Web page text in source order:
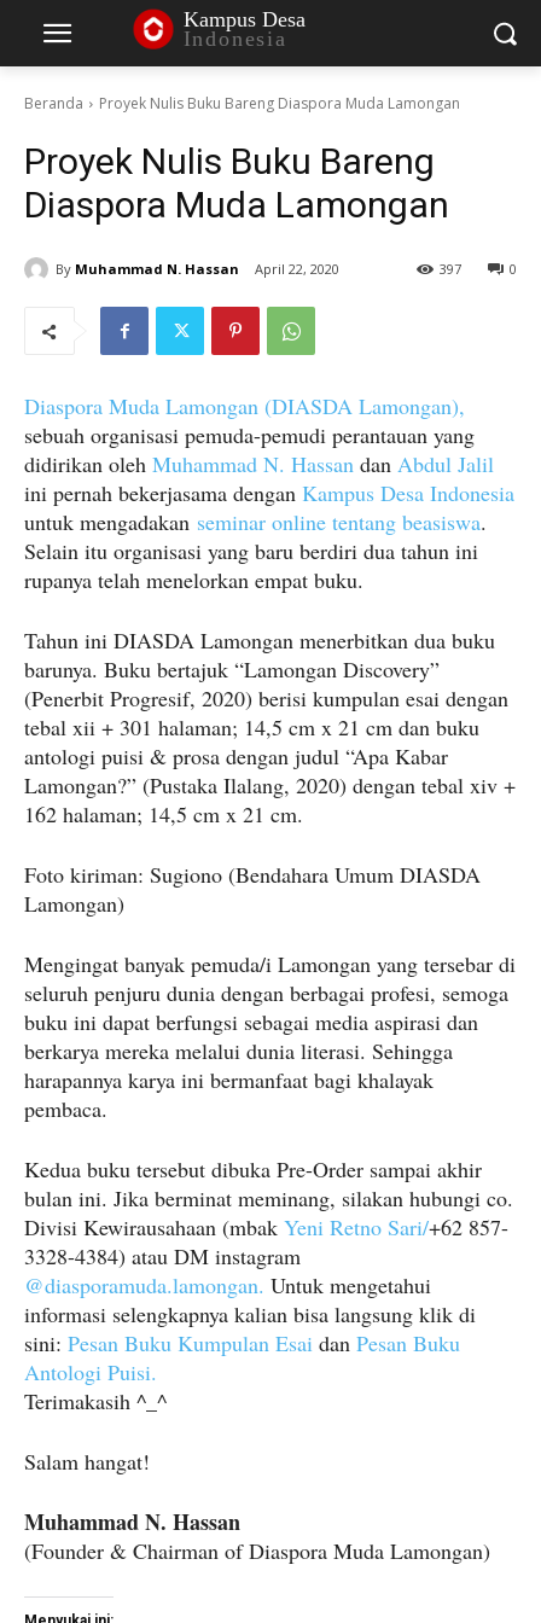
Kampus Desa
Indonesia
Beranda Proyek Nulis Buku Bareng Diaspora Muda Lamongan
Proyek Nulis Buku Bareng
Diaspora Muda Lamongan
By Muhammad N. Hassan April 22, 2020 0
397
Diaspora Muda Lamongan (DIASDA Lamongan),
sebuah organisasi pemuda-pemudi perantauan yang
didirikan oleh Muhammad N. Hassan dan Abdul Jalil
ini pernah bekerjasama dengan Kampus Desa Indonesia
untuk mengadakan seminar online tentang beasiswa.
Selain itu organisasi yang baru berdiri dua tahun ini
rupanya telah menelorkan empat buku.
Tahun ini DIASDA Lamongan menerbitkan dua buku
barunya. Buku bertajuk “Lamongan Discovery”
(Penerbit Progresif, 2020) berisi kumpulan esai dengan
tebal xii + 301 halaman; 14,5 cm x 21 cm dan buku
antologi puisi & prosa dengan judul “Apa Kabar
Lamongan?” (Pustaka Ilalang, 2020) dengan tebal xiv +
162 halaman; 14,5 cm x 21 cm.
Foto kiriman: Sugiono (Bendahara Umum DIASDA
Lamongan)
Mengingat banyak pemuda/i Lamongan yang tersebar di
seluruh penjuru dunia dengan berbagai profesi, semoga
buku ini dapat berfungsi sebagai media aspirasi dan
berkarya mereka melalui dunia literasi. Sehingga
harapannya karya ini bermanfaat bagi khalayak
pembaca.
Kedua buku tersebut dibuka Pre-Order sampai akhir
bulan ini. Jika berminat meminang, silakan hubungi co.
Divisi Kewirausahaan (mbak Yeni Retno Sari/+62 857-
3328-4384) atau DM instagram
@diasporamuda.lamongan. Untuk mengetahui
informasi selengkapnya kalian bisa langsung klik di
sini: Pesan Buku Kumpulan Esai dan Pesan Buku
Antologi Puisi.
Terimakasih ^_^
Salam hangat!
Muhammad N. Hassan
(Founder & Chairman of Diaspora Muda Lamongan)